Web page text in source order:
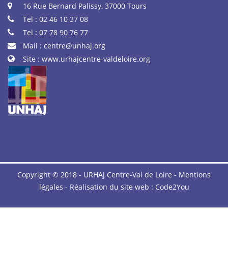
16 Rue Bernard Palissy, 37000 Tours
Tel : 02 46 10 37 08
Tel : 07 78 90 76 77
Mail : centre@unhaj.org
Site : www.urhajcentre-valdeloire.org
Copyright © 2018 - URHAJ Centre-Val de Loire - Mentions
légales - Réalisation du site web : Code2You